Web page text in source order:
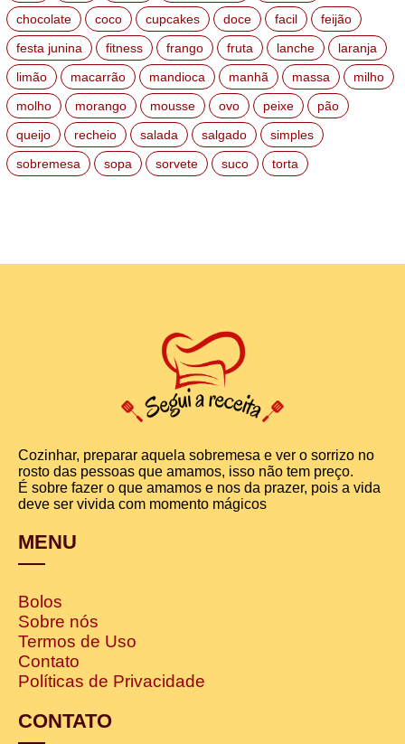
chocolate
coco cupcakes doce facil
feijão
festa junina
fitness frango fruta lanche
laranja
limão
macarrão mandioca manhã massa
milho
molho
morango mousse ovo peixe
pão
queijo
recheio salada salgado
simples
sobremesa
sopa sorvete suco torta
Cozinhar, preparar aquela sobremesa e ver o sorrizo no
rosto das pessoas que amamos, isso não tem preço.
É sobre fazer o que amamos e nos da prazer, pois a vida
deve ser vivida com momento mágicos
MENU
Bolos
Sobre nós
Termos de Uso
Contato
Políticas de Privacidade
CONTATO